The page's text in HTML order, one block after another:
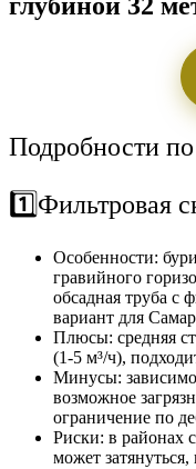
глубиной 32
Подробности
1️⃣Фильтровая
Особенности:
гравийного
обсадная труба
вариант для
Плюсы: средняя
(1-5 м³/ч),
Минусы:
возможное
ограничение по
Риски: в районах
может